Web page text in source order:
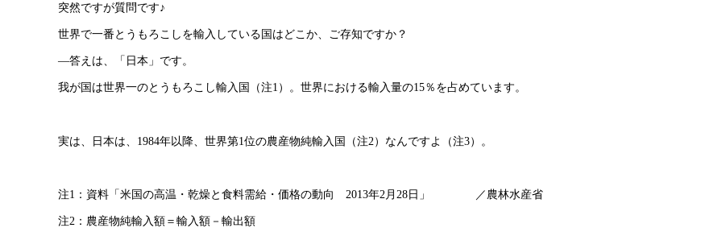
突然ですが質問です♪
世界で一番とうもろこしを輸入している国はどこか、ご存知ですか？
―答えは、「日本」です。
我が国は世界一のとうもろこし輸入国（注1）。世界における輸入量の15％を占めています。
実は、日本は、1984年以降、世界第1位の農産物純輸入国（注2）なんですよ（注3）。
注1：資料「米国の高温・乾燥と食料需給・価格の動向 2013年2月28日」 ／農林水産省
注2：農産物純輸入額＝輸入額－輸出額